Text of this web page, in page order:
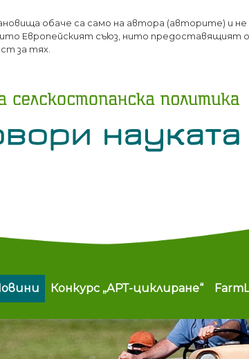
към
основното
обаче са само на автора (авторите) и
Европейският съюз, нито предоставящият
за тях.
Конкурс „АРТ-циклиране“